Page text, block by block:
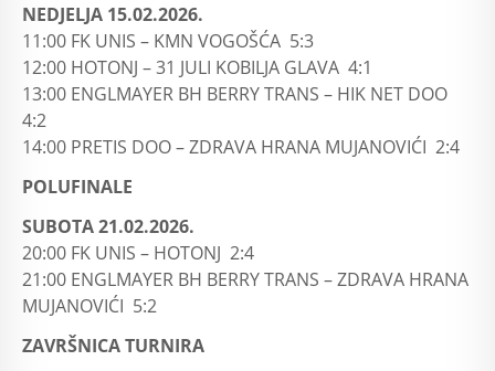
NEDJELJA 15.02.2026.
11:00 FK UNIS – KMN VOGOŠĆA 5:3
12:00 HOTONJ – 31 JULI KOBILJA GLAVA 4:1
13:00 ENGLMAYER BH BERRY TRANS – HIK NET DOO
4:2
14:00 PRETIS DOO – ZDRAVA HRANA MUJANOVIĆI 2:4
POLUFINALE
SUBOTA 21.02.2026.
20:00 FK UNIS – HOTONJ 2:4
21:00 ENGLMAYER BH BERRY TRANS – ZDRAVA HRANA
MUJANOVIĆI 5:2
ZAVRŠNICA TURNIRA